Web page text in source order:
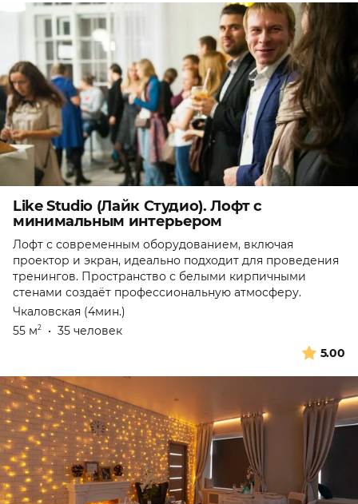
Like Studio (Лайк Студио). Лофт с
минимальным интерьером
Лофт с современным оборудованием, включая
проектор и экран, идеально подходит для проведения
тренингов. Пространство с белыми кирпичными
стенами создаёт профессиональную атмосферу.
Чкаловская (4мин.)
55 м2 • 35 человек
5.00